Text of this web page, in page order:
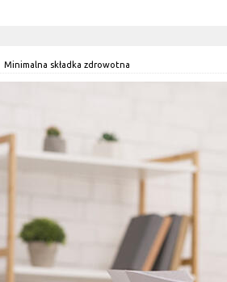
Minimalna składka zdrowotna